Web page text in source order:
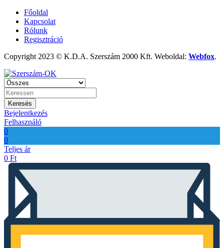
Főoldal
Kapcsolat
Rólunk
Regisztráció
Copyright 2023 © K.D.A. Szerszám 2000 Kft. Weboldal: Webfox.
Keresés
Bejelentkezés
Felhasználó
0
0
Teljes ár
0 Ft